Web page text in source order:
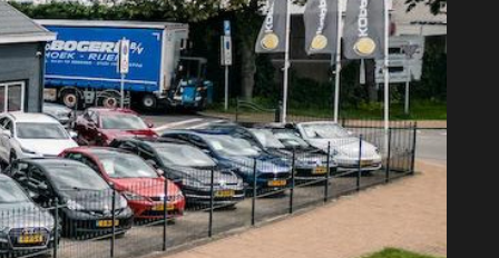
anders.